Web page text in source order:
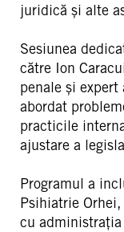
juridică și alte
Sesiunea
către Ion
penale și
abordat
practicile
ajustare a
Programul a
Psihiatrie
cu